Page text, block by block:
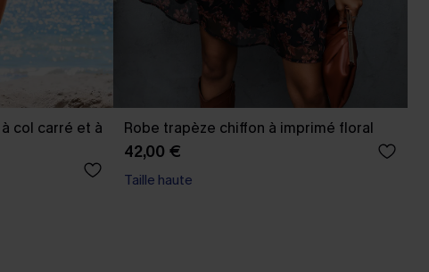
col carré et à
Robe trapèze chiffon à imprimé floral
42,00 €
Taille haute